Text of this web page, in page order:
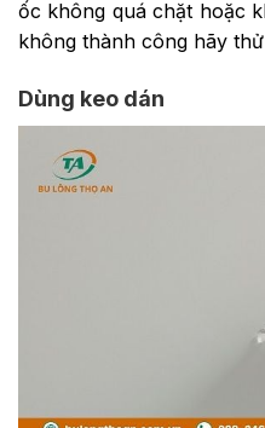
ốc không quá chặt hoặc
không thành công hãy
Dùng keo dán